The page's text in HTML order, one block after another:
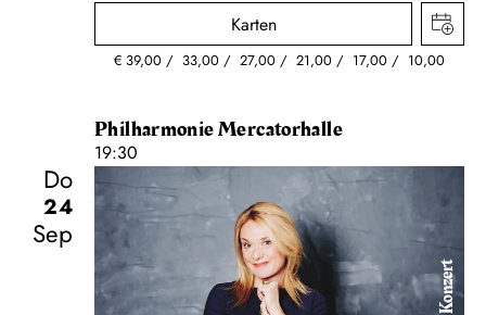
Karten
€ 39,00 33,00 27,00 21,00 17,00 10,00
Philharmonie Mercatorhalle
19:30
Do
24
Sep
Konzert